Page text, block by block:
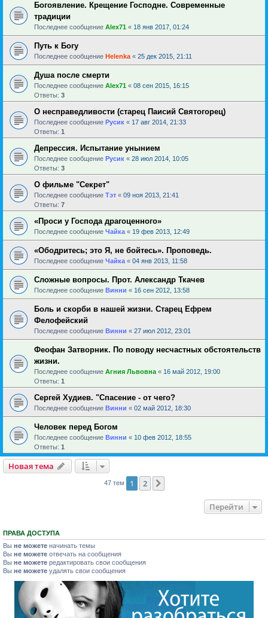
Богоявление. Крещение Господне. Современные
традиции
Последнее сообщение Alex71 « 18 янв 2017, 01:24
Путь к Богу
Последнее сообщение Helenka « 25 дек 2015, 21:11
Душа после смерти
Последнее сообщение Alex71 « 08 сен 2015, 16:15
Ответы: 3
О несправедливости (старец Паисий Святогорец)
Последнее сообщение Русик « 17 авг 2014, 21:33
Ответы: 1
Депрессия. Испытание унынием
Последнее сообщение Русик « 28 июл 2014, 10:05
Ответы: 3
О фильме "Секрет"
Последнее сообщение Тэт « 09 ноя 2013, 21:41
Ответы: 7
«Проси у Господа драгоценного»
Последнее сообщение Чайка « 19 фев 2013, 12:49
«Ободритесь; это Я, не бойтесь». Проповедь.
Последнее сообщение Чайка « 04 янв 2013, 11:58
Сложные вопросы. Прот. Александр Ткачев
Последнее сообщение Винни « 16 сен 2012, 13:58
Боль и скорби в нашей жизни. Старец Ефрем
Фелофейский
Последнее сообщение Винни « 27 июл 2012, 23:01
Феофан Затворник. По поводу несчастных обстоятельств
жизни.
Последнее сообщение Агния Львовна « 16 май 2012, 19:00
Ответы: 1
Сергей Худиев. "Спасение - от чего?
Последнее сообщение Винни « 02 май 2012, 18:30
Человек перед Богом
Последнее сообщение Винни « 10 фев 2012, 18:55
Ответы: 1
Новая тема
47 тем 1 2
Перейти
ПРАВА ДОСТУПА
Вы не можете начинать темы
Вы не можете отвечать на сообщения
Вы не можете редактировать свои сообщения
Вы не можете удалять свои сообщения